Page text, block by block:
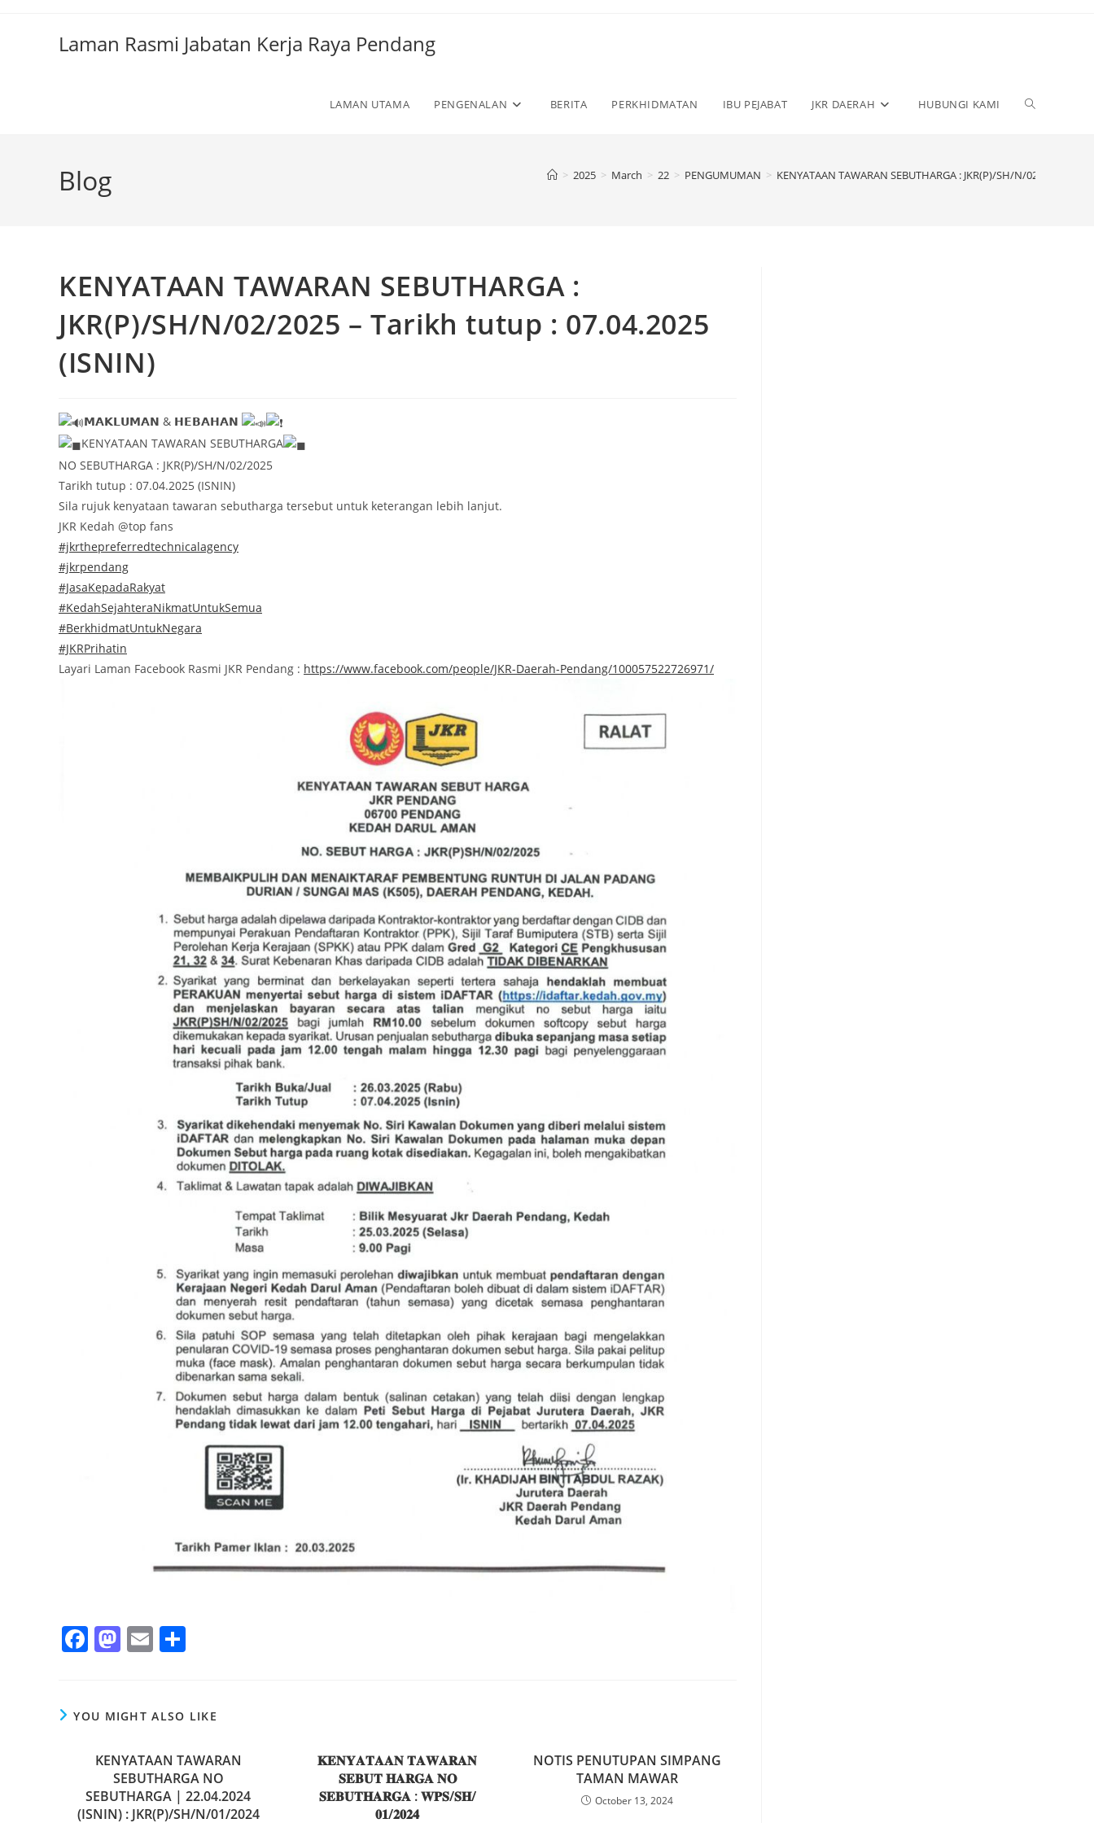
Laman Rasmi Jabatan Kerja Raya Pendang
LAMAN UTAMA PENGENALAN BERITA PERKHIDMATAN IBU PEJABAT JKR DAERAH HUBUNGI KAMI
Blog > 2025 > March > 22 > PENGUMUMAN > KENYATAAN TAWARAN SEBUTHARGA : JKR(P)/SH/N/02/2025 –
KENYATAAN TAWARAN SEBUTHARGA :
JKR(P)/SH/N/02/2025 – Tarikh tutup : 07.04.2025
(ISNIN)
𝗠𝗔𝗞𝗟𝗨𝗠𝗔𝗡 & 𝗛𝗘𝗕𝗔𝗛𝗔𝗡
KENYATAAN TAWARAN SEBUTHARGA
NO SEBUTHARGA : JKR(P)/SH/N/02/2025
Tarikh tutup : 07.04.2025 (ISNIN)
Sila rujuk kenyataan tawaran sebutharga tersebut untuk keterangan lebih lanjut.
JKR Kedah @top fans
#jkrthepreferredtechnicalagency
#jkrpendang
#JasaKepadaRakyat
#KedahSejahteraNikmatUntukSemua
#BerkhidmatUntukNegara
#JKRPrihatin
Layari Laman Facebook Rasmi JKR Pendang : https://www.facebook.com/people/JKR-Daerah-Pendang/100057522726971/
F
e
o
o
M
o
o
n
E
l e
YOU MIGHT ALSO LIKE
KENYATAAN TAWARAN
SEBUTHARGA NO
SEBUTHARGA | 22.04.2024
(ISNIN) : JKR(P)/SH/N/01/2024
𝐊𝐄𝐍𝐘𝐀𝐓𝐀𝐀𝐍 𝐓𝐀𝐖𝐀𝐑𝐀𝐍
𝐒𝐄𝐁𝐔𝐓 𝐇𝐀𝐑𝐆𝐀 𝐍𝐎
𝐒𝐄𝐁𝐔𝐓𝐇𝐀𝐑𝐆𝐀 : 𝐖𝐏𝐒/𝐒𝐇/
𝟎𝟏/𝟐𝟎𝟐𝟒
NOTIS PENUTUPAN SIMPANG
TAMAN MAWAR
October 13, 2024